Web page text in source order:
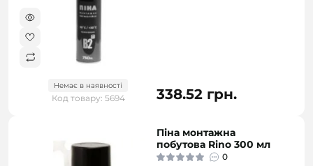
Немає в наявності
Код товару: 5694 338.52 грн.
Піна монтажна
побутова Rino 300 мл
0